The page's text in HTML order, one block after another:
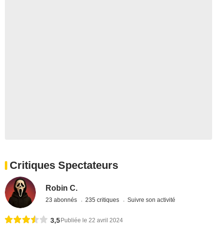
Critiques Spectateurs
Robin C.
23 abonnés 235 critiques Suivre son activité
3,5Publiée le 22 avril 2024